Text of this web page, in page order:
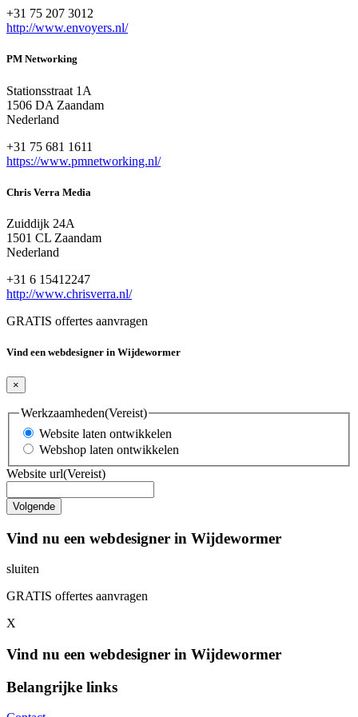
+31 75 207 3012
http://www.envoyers.nl/
PM Networking
Stationsstraat 1A
1506 DA Zaandam
Nederland
+31 75 681 1611
https://www.pmnetworking.nl/
Chris Verra Media
Zuiddijk 24A
1501 CL Zaandam
Nederland
+31 6 15412247
http://www.chrisverra.nl/
GRATIS offertes aanvragen
Vind een webdesigner in Wijdewormer
×
Werkzaamheden(Vereist)
Website laten ontwikkelen
Webshop laten ontwikkelen
Website url(Vereist)
Vind nu een webdesigner in Wijdewormer
sluiten
GRATIS offertes aanvragen
X
Vind nu een webdesigner in Wijdewormer
Belangrijke links